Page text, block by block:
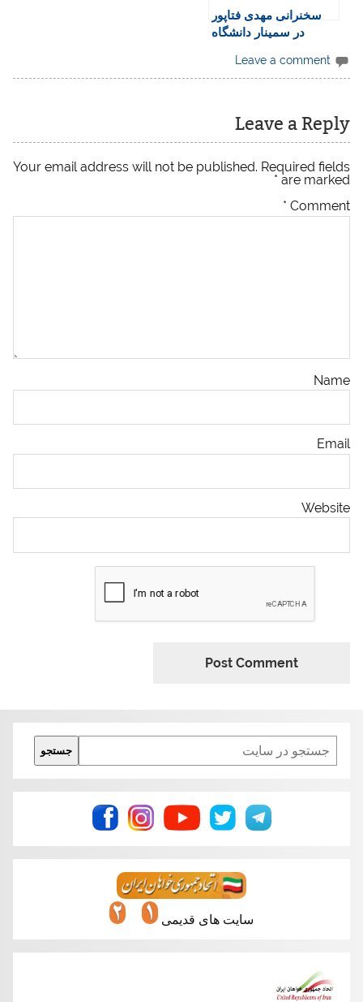
سخنرانی مهدی فتاپور
در سمینار دانشگاه
Leave a comment
Leave a Reply
Your email address will not be published. Required fields
are marked
*
Comment
*
Name
Email
Website
Search
جستجو
سایت های قدیمی